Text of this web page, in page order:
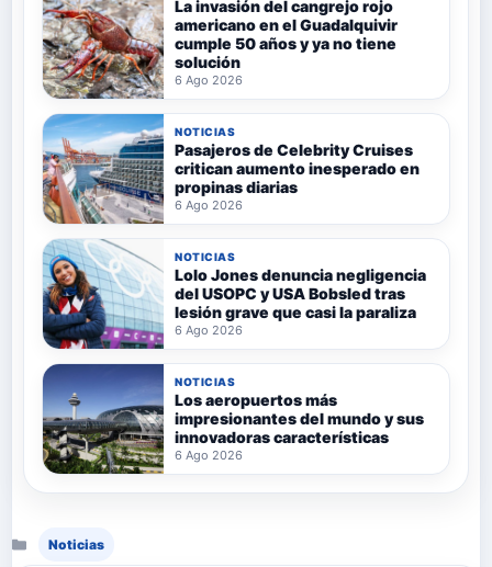
La invasión del cangrejo rojo
americano en el Guadalquivir
cumple 50 años y ya no tiene
solución
6 Ago 2026
NOTICIAS
Pasajeros de Celebrity Cruises
critican aumento inesperado en
propinas diarias
6 Ago 2026
NOTICIAS
Lolo Jones denuncia negligencia
del USOPC y USA Bobsled tras
lesión grave que casi la paraliza
6 Ago 2026
NOTICIAS
Los aeropuertos más
impresionantes del mundo y sus
innovadoras características
6 Ago 2026
Noticias